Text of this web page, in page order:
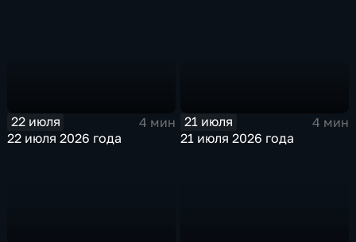
22 июля
4 мин
22 июля 2026 года
21 июля
4 мин
21 июля 2026 года